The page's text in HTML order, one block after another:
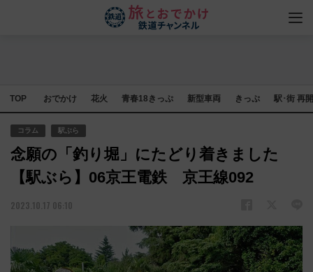
TOP おでかけ 花火 青春18きっぷ 新型車両 きっぷ 駅･街 再
コラム 駅ぶら
念願の「釣り堀」にたどり着きました
【駅ぶら】06京王電鉄 京王線092
2023.10.17 06:10